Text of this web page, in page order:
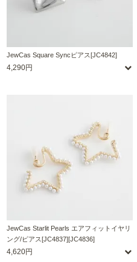
JewCas Square Syncピアス[JC4842]
4,290円
JewCas Starlit Pearls エアフィットイヤリ
ング/ピアス[JC4837][JC4836]
4,620円